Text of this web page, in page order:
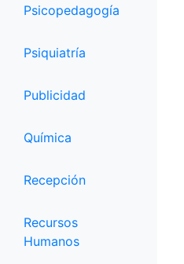
Psicopedagogía
Psiquiatría
Publicidad
Química
Recepción
Recursos
Humanos